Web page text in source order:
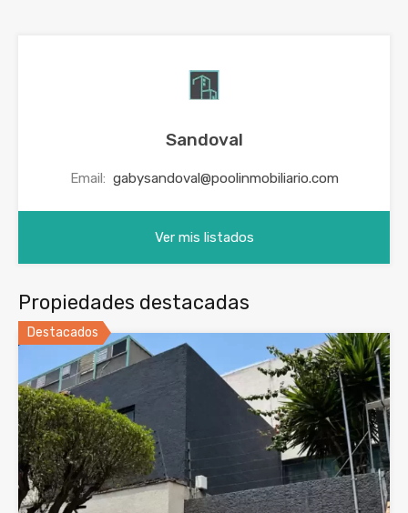
Sandoval
Email: gabysandoval@poolinmobiliario.com
Ver mis listados
Propiedades destacadas
Destacados